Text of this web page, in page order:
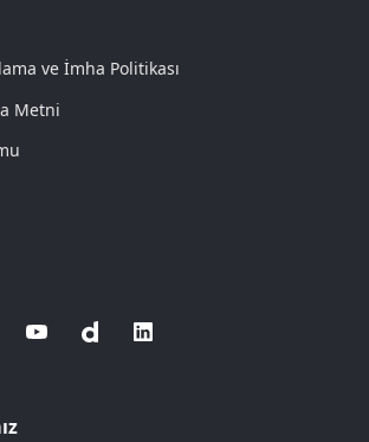
ve İmha Politikası
Metni